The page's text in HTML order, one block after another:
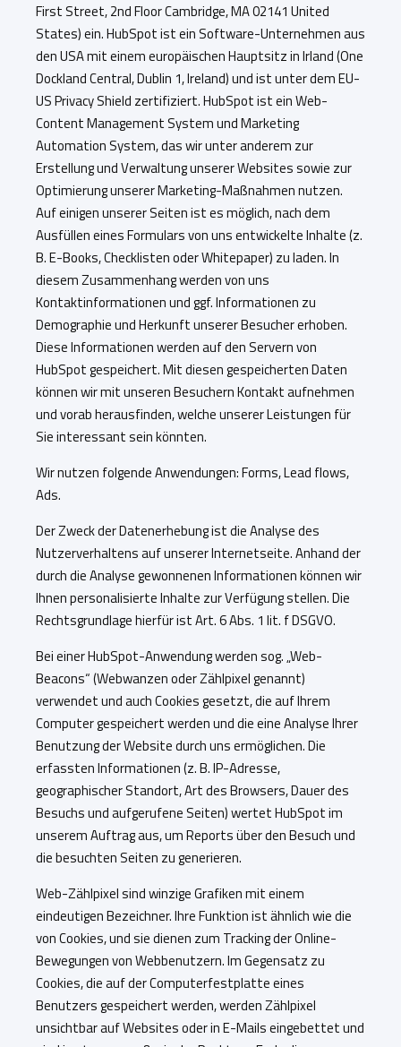
First Street, 2nd Floor Cambridge, MA 02141 United
States) ein. HubSpot ist ein Software-Unternehmen aus
den USA mit einem europäischen Hauptsitz in Irland (One
Dockland Central, Dublin 1, Ireland) und ist unter dem EU-
US Privacy Shield zertifiziert. HubSpot ist ein Web-
Content Management System und Marketing
Automation System, das wir unter anderem zur
Erstellung und Verwaltung unserer Websites sowie zur
Optimierung unserer Marketing-Maßnahmen nutzen.
Auf einigen unserer Seiten ist es möglich, nach dem
Ausfüllen eines Formulars von uns entwickelte Inhalte (z.
B. E-Books, Checklisten oder Whitepaper) zu laden. In
diesem Zusammenhang werden von uns
Kontaktinformationen und ggf. Informationen zu
Demographie und Herkunft unserer Besucher erhoben.
Diese Informationen werden auf den Servern von
HubSpot gespeichert. Mit diesen gespeicherten Daten
können wir mit unseren Besuchern Kontakt aufnehmen
und vorab herausfinden, welche unserer Leistungen für
Sie interessant sein könnten.
Wir nutzen folgende Anwendungen: Forms, Lead flows,
Ads.
Der Zweck der Datenerhebung ist die Analyse des
Nutzerverhaltens auf unserer Internetseite. Anhand der
durch die Analyse gewonnenen Informationen können wir
Ihnen personalisierte Inhalte zur Verfügung stellen. Die
Rechtsgrundlage hierfür ist Art. 6 Abs. 1 lit. f DSGVO.
Bei einer HubSpot-Anwendung werden sog. „Web-
Beacons“ (Webwanzen oder Zählpixel genannt)
verwendet und auch Cookies gesetzt, die auf Ihrem
Computer gespeichert werden und die eine Analyse Ihrer
Benutzung der Website durch uns ermöglichen. Die
erfassten Informationen (z. B. IP-Adresse,
geographischer Standort, Art des Browsers, Dauer des
Besuchs und aufgerufene Seiten) wertet HubSpot im
unserem Auftrag aus, um Reports über den Besuch und
die besuchten Seiten zu generieren.
Web-Zählpixel sind winzige Grafiken mit einem
eindeutigen Bezeichner. Ihre Funktion ist ähnlich wie die
von Cookies, und sie dienen zum Tracking der Online-
Bewegungen von Webbenutzern. Im Gegensatz zu
Cookies, die auf der Computerfestplatte eines
Benutzers gespeichert werden, werden Zählpixel
unsichtbar auf Websites oder in E-Mails eingebettet und